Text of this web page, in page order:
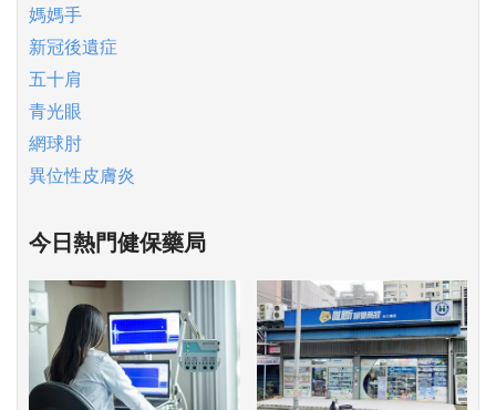
媽媽手
新冠後遺症
五十肩
青光眼
網球肘
異位性皮膚炎
今日熱門健保藥局